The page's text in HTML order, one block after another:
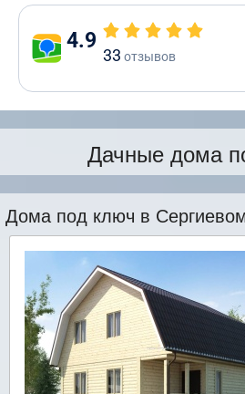
4.9
33 отзывов
Дачные дома
Дома под ключ в